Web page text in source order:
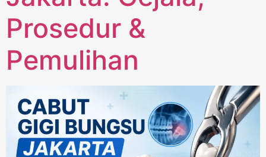
Prosedur &
Pemulihan